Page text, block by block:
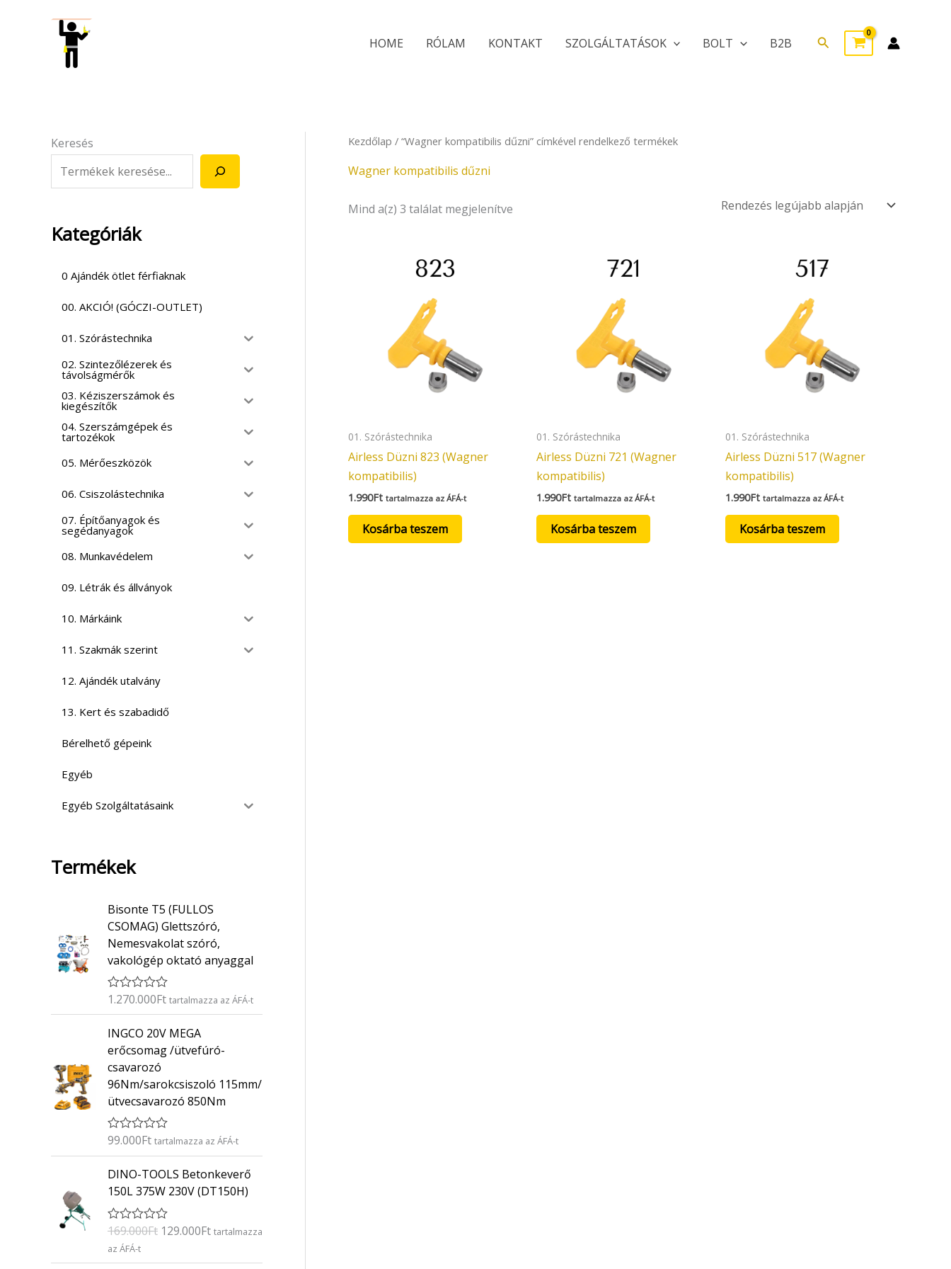
HOME RÓLAM KONTAKT SZOLGÁLTATÁSOK BOLT B2B Search
Keresés
Kategóriák
0 Ajándék ötlet férfiaknak
00. AKCIÓ! (GÓCZI-OUTLET)
01. Szórástechnika
02. Szintezőlézerek és
távolságmérők
03. Kéziszerszámok és
kiegészítők
04. Szerszámgépek és
tartozékok
05. Mérőeszközök
06. Csiszolástechnika
07. Építőanyagok és
segédanyagok
08. Munkavédelem
09. Létrák és állványok
10. Márkáink
11. Szakmák szerint
12. Ajándék utalvány
13. Kert és szabadidő
Bérelhető gépeink
Egyéb
Egyéb Szolgáltatásaink
Termékek
Bisonte T5 (FULLOS
CSOMAG) Glettszóró,
Nemesvakolat szóró,
vakológép oktató anyaggal
É
é
e
l
é
s
:
/
5
1.270.000Ft tartalmazza az ÁFÁ-t
INGCO 20V MEGA
erőcsomag /ütvefúró-
csavarozó
96Nm/sarokcsiszoló 115mm/
ütvecsavarozó 850Nm
É
é
k
e
é
s
0
/
99.000Ft tartalmazza az ÁFÁ-t
DINO-TOOLS Betonkeverő
150L 375W 230V (DT150H)
É
t
é
169.000Ft
O
r
g
129.000Ft
C
u
etartalmazza
az ÁFÁ-t
Kezdőlap / “Wagner kompatibilis dűzni” címkével rendelkező termékek
Wagner kompatibilis dűzni
Mind a(z) 3 találat megjelenítve
01. Szórástechnika
Airless Düzni 823 (Wagner
kompatibilis)
1.990Ft tartalmazza az ÁFÁ-t
Kosárba teszem
01. Szórástechnika
Airless Düzni 721 (Wagner
kompatibilis)
1.990Ft tartalmazza az ÁFÁ-t
Kosárba teszem
01. Szórástechnika
Airless Düzni 517 (Wagner
kompatibilis)
1.990Ft tartalmazza az ÁFÁ-t
Kosárba teszem